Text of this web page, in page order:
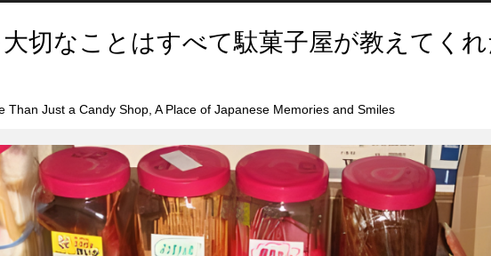
切なことはすべて駄菓子屋が教えてくれ
Than Just a Candy Shop, A Place of Japanese Memories and Smiles